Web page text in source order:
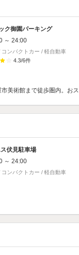
ク御園パーキング
～ 24:00
コンパクトカー / 軽自動車
4.3/6件
美術館まで徒歩圏内。お
伏見駐車場
～ 24:00
コンパクトカー / 軽自動車